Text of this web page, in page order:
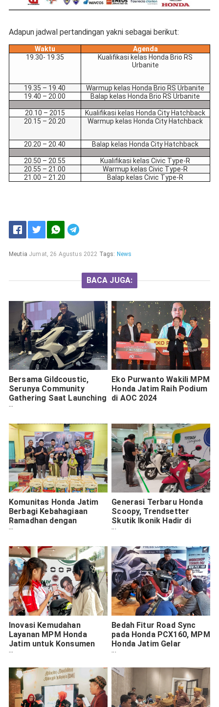
Adapun jadwal pertandingan yakni sebagai berikut:
Waktu
Agenda
19.30- 19.35
Kualifikasi kelas Honda Brio RS
Urbanite
19.35 – 19.40
Warmup kelas Honda Brio RS Urbanite
19.40 – 20.00
Balap kelas Honda Brio RS Urbanite
20.10 – 2015
Kualifikasi kelas Honda City Hatchback
20.15 – 20.20
Warmup kelas Honda City Hatchback
20.20 – 20.40 Balap kelas Honda City Hatchback
20.50 – 20.55
Kualifikasi kelas Civic Type-R
20.55 – 21.00
Warmup kelas Civic Type-R
21.00 – 21.20
Balap kelas Civic Type-R
Meutia Jumat, 26 Agustus 2022 Tags: News
BACA JUGA:
Bersama Gildcoustic,
Serunya Community
Gathering Saat Launching
New Honda PCX160
Eko Purwanto Wakili MPM
Honda Jatim Raih Podium
di AOC 2024
Komunitas Honda Jatim
Berbagi Kebahagiaan
Ramadhan dengan
Santunan & Takjil Gratis
Generasi Terbaru Honda
Scoopy, Trendsetter
Skutik Ikonik Hadir di
Malang
Inovasi Kemudahan
Layanan MPM Honda
Jatim untuk Konsumen
Jawa Timur dan NTT
Bedah Fitur Road Sync
pada Honda PCX160, MPM
Honda Jatim Gelar
Workshop Teknologi